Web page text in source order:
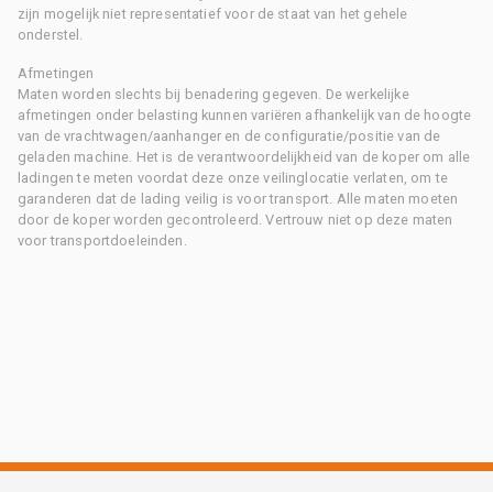
zijn mogelijk niet representatief voor de staat van het gehele
onderstel.
Afmetingen
Maten worden slechts bij benadering gegeven. De werkelijke
afmetingen onder belasting kunnen variëren afhankelijk van de hoogte
van de vrachtwagen/aanhanger en de configuratie/positie van de
geladen machine. Het is de verantwoordelijkheid van de koper om alle
ladingen te meten voordat deze onze veilinglocatie verlaten, om te
garanderen dat de lading veilig is voor transport. Alle maten moeten
door de koper worden gecontroleerd. Vertrouw niet op deze maten
voor transportdoeleinden.